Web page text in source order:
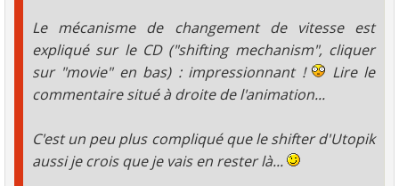
Le mécanisme de changement de vitesse est
expliqué sur le CD ("shifting mechanism", cliquer
sur "movie" en bas) : impressionnant !
Lire le
commentaire situé à droite de l'animation...
C'est un peu plus compliqué que le shifter d'Utopik
aussi je crois que je vais en rester là...